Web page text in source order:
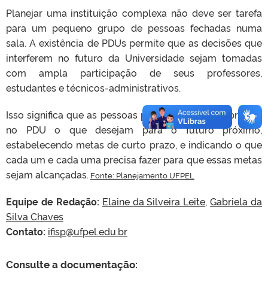
Planejar uma instituição complexa não deve ser tarefa
para um pequeno grupo de pessoas fechadas numa
sala. A existência de PDUs permite que as decisões que
interferem no futuro da Universidade sejam tomadas
com ampla participação de seus professores,
estudantes e técnicos-administrativos.
Isso significa que as pessoas podem e devem expressar
no PDU o que desejam para o futuro próximo,
estabelecendo metas de curto prazo, e indicando o que
cada um e cada uma precisa fazer para que essas metas
sejam alcançadas. Fonte: Planejamento UFPEL
Equipe de Redação: Elaine da Silveira Leite,Gabriela da
Silva Chaves
Contato: ifisp@ufpel.edu.br
Consulte a documentação: